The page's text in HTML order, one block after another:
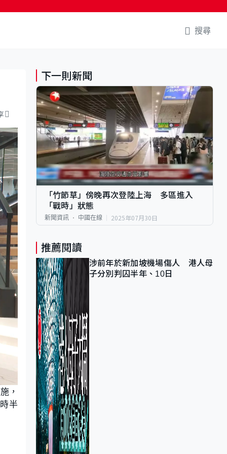
搜尋
，
半
下一則新聞
「竹節草」傍晚再次登陸上海 多區進入
「戰時」狀態
新聞資訊 中國在線 2025年07月30日
推薦閱讀
涉前年於新加坡機場傷人 港人母
子分別判囚半年、10日